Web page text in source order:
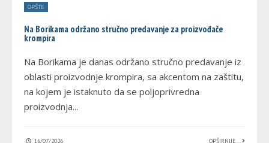
OPŠTE
Na Borikama održano stručno predavanje za proizvođače
krompira
Na Borikama je danas održano stručno predavanje iz
oblasti proizvodnje krompira, sa akcentom na zaštitu,
na kojem je istaknuto da se poljoprivredna
proizvodnja...
16/07/2026 OPŠIRNIJE...